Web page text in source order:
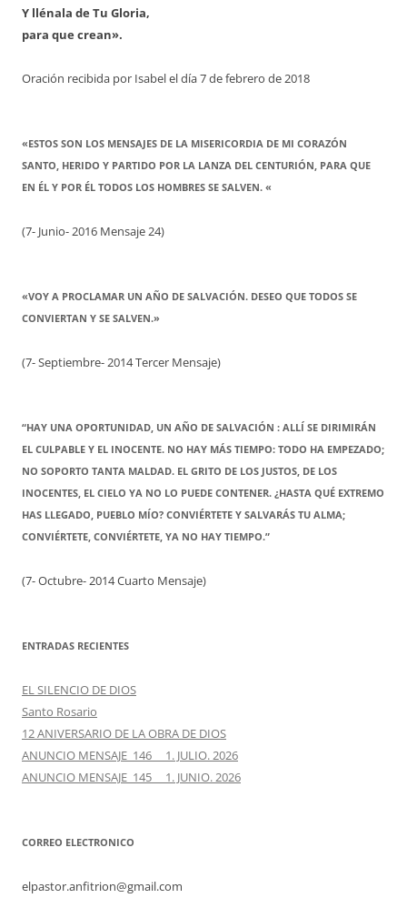
Y llénala de Tu Gloria,
para que crean».
Oración recibida por Isabel el día 7 de febrero de 2018
«ESTOS SON LOS MENSAJES DE LA MISERICORDIA DE MI CORAZÓN
SANTO, HERIDO Y PARTIDO POR LA LANZA DEL CENTURIÓN, PARA QUE
EN ÉL Y POR ÉL TODOS LOS HOMBRES SE SALVEN. «
(7- Junio- 2016 Mensaje 24)
«VOY A PROCLAMAR UN AÑO DE SALVACIÓN. DESEO QUE TODOS SE
CONVIERTAN Y SE SALVEN.»
(7- Septiembre- 2014 Tercer Mensaje)
“HAY UNA OPORTUNIDAD, UN AÑO DE SALVACIÓN : ALLÍ SE DIRIMIRÁN
EL CULPABLE Y EL INOCENTE. NO HAY MÁS TIEMPO: TODO HA EMPEZADO;
NO SOPORTO TANTA MALDAD. EL GRITO DE LOS JUSTOS, DE LOS
INOCENTES, EL CIELO YA NO LO PUEDE CONTENER. ¿HASTA QUÉ EXTREMO
HAS LLEGADO, PUEBLO MÍO? CONVIÉRTETE Y SALVARÁS TU ALMA;
CONVIÉRTETE, CONVIÉRTETE, YA NO HAY TIEMPO.”
(7- Octubre- 2014 Cuarto Mensaje)
ENTRADAS RECIENTES
EL SILENCIO DE DIOS
Santo Rosario
12 ANIVERSARIO DE LA OBRA DE DIOS
ANUNCIO MENSAJE 146 1. JULIO. 2026
ANUNCIO MENSAJE 145 1. JUNIO. 2026
CORREO ELECTRONICO
elpastor.anfitrion@gmail.com